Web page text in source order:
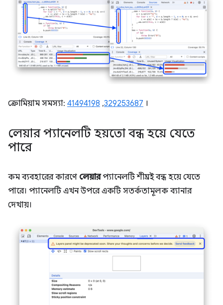
ক্রোমিয়াম সমস্যা: 41494198 ,329253687 ।
লেয়ার প্যানেলটি হয়তো বন্ধ হয়ে যেতে
পারে
কম ব্যবহারের কারণে লেয়ারপ্যানেলটি শীঘ্রই বন্ধ হয়ে যেতে
পারে। প্যানেলটি এখন উপরে একটি সতর্কতামূলক ব্যানার
দেখায়।